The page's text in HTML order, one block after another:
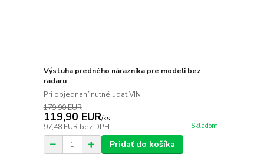
Výstuha predného nárazníka pre modeli bez
radaru
Pri objednaní nutné udať VIN
179,90 EUR
119,90 EUR/ks
97,48 EUR bez DPH Skladom
Pridať do košíka